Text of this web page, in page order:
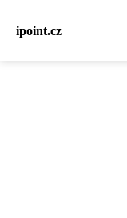
ipoint.cz